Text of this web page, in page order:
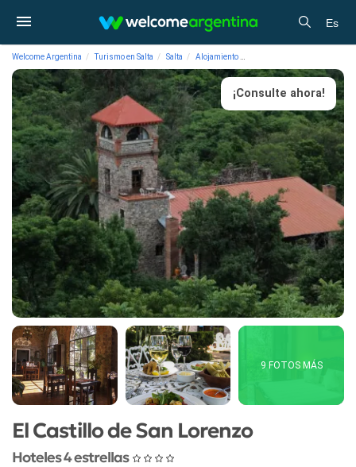
Es
Welcome Argentina Turismo en Salta Salta Alojamiento
¡Consulte ahora!
9 FOTOS MÁS
El Castillo de San Lorenzo
Hoteles 4 estrellas